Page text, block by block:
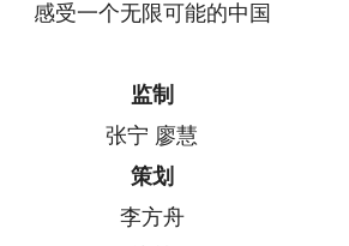
感受一个无限可能的中国
监制
张宁 廖慧
策划
李方舟